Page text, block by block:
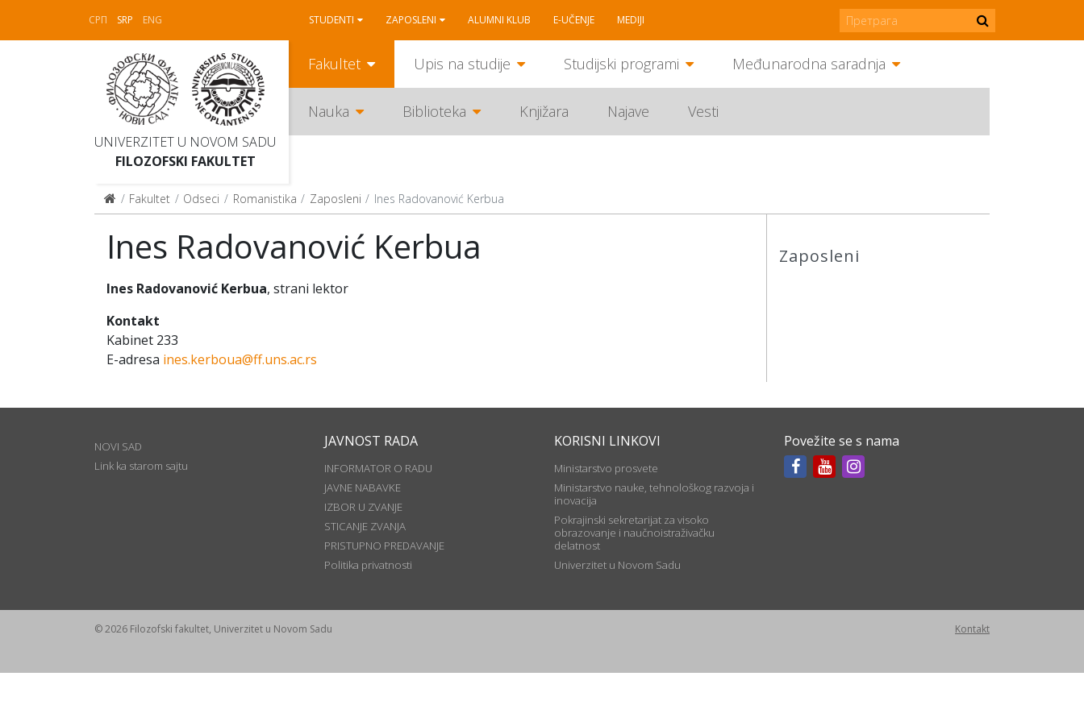
СРП SRP ENG STUDENTI ZAPOSLENI ALUMNI KLUB E-UČENJE MEDIJI
UNIVERZITET U NOVOM SADU
FILOZOFSKI FAKULTET
Fakultet Upis na studije Studijski programi Međunarodna saradnja
Nauka Biblioteka Knjižara Najave Vesti
Fakultet Odseci Romanistika Zaposleni Ines Radovanović Kerbua
Zaposleni
Ines Radovanović Kerbua
Ines Radovanović Kerbua, strani lektor
Kontakt
Kabinet 233
E-adresa ines.kerboua@ff.uns.ac.rs
NOVI SAD
Link ka starom sajtu
JAVNOST RADA
INFORMATOR O RADU
JAVNE NABAVKE
IZBOR U ZVANJE
STICANJE ZVANJA
PRISTUPNO PREDAVANJE
Politika privatnosti
KORISNI LINKOVI
Ministarstvo prosvete
Ministarstvo nauke, tehnološkog razvoja i
inovacija
Pokrajinski sekretarijat za visoko
obrazovanje i naučnoistraživačku
delatnost
Univerzitet u Novom Sadu
Povežite se s nama
© 2026 Filozofski fakultet, Univerzitet u Novom Sadu Kontakt